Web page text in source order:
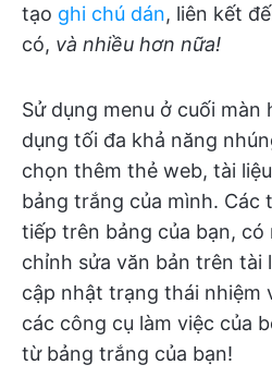
tạo ghi chú dán, liên kết
có, và nhiều hơn nữa!
Sử dụng menu ở cuối
dụng tối đa khả năng
chọn thêm thẻ web, tài
bảng trắng của mình. Các
tiếp trên bảng của bạn,
chỉnh sửa văn bản trên tài
cập nhật trạng thái nhiệm
các công cụ làm việc của
từ bảng trắng của bạn!